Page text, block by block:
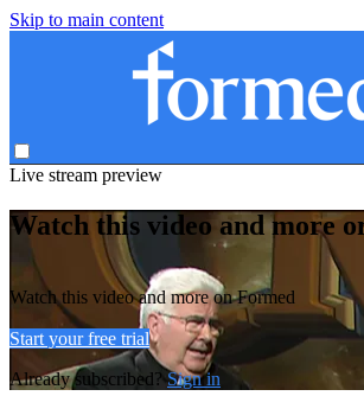
Skip to main content
Live stream preview
Watch this video and more
Watch this video and more on Formed
Start your free trial
Already subscribed?Sign in